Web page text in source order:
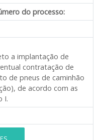
do processo:
a implantação de
contratação de
de pneus de caminhão
de acordo com as
I.